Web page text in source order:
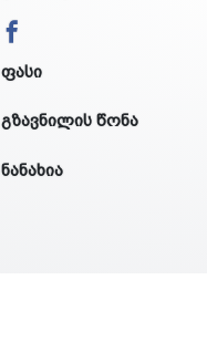
ფასი
გზავნილის წონა
ნანახია